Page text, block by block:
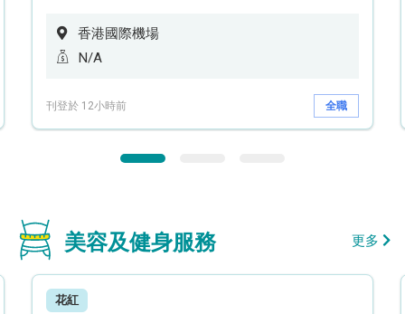
香港國際機場
N/A
刊登於 12小時前 全職
美容及健身服務 更多
花紅